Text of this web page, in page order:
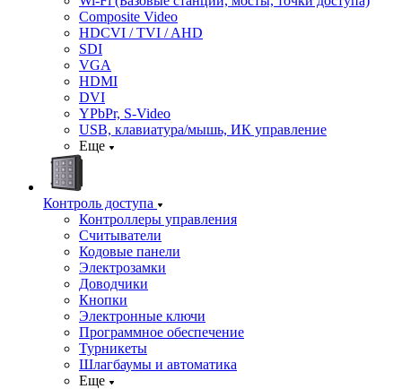
Composite Video
HDCVI / TVI / AHD
SDI
VGA
HDMI
DVI
YPbPr, S-Video
USB, клавиатура/мышь, ИК управление
Еще
Контроль доступа
Контроллеры управления
Считыватели
Кодовые панели
Электрозамки
Доводчики
Кнопки
Электронные ключи
Программное обеспечение
Турникеты
Шлагбаумы и автоматика
Еще